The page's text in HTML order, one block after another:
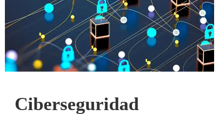
Ciberseguridad